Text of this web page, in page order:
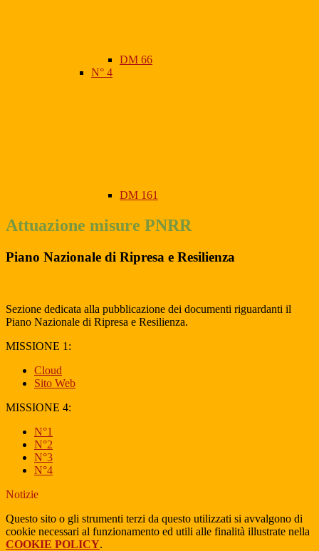
DM 66
N° 4
DM 161
Attuazione misure PNRR
Piano Nazionale di Ripresa e Resilienza
Sezione dedicata alla pubblicazione dei documenti riguardanti il
Piano Nazionale di Ripresa e Resilienza.
MISSIONE 1:
Cloud
Sito Web
MISSIONE 4:
N°1
N°2
N°3
N°4
Notizie
Questo sito o gli strumenti terzi da questo utilizzati si avvalgono di
cookie necessari al funzionamento ed utili alle finalità illustrate nella
COOKIE POLICY.